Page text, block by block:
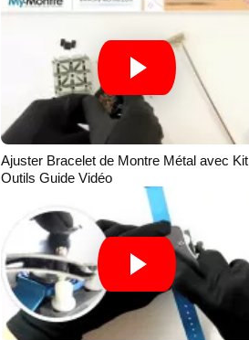
Ajuster Bracelet de Montre Métal avec Kit
Outils Guide Vidéo